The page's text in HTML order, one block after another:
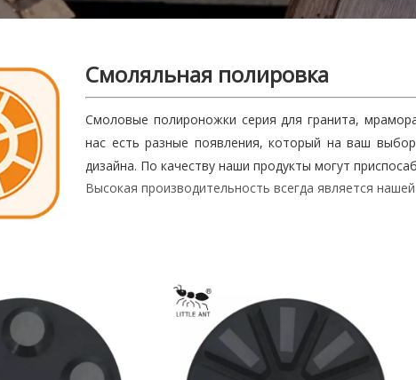
Смоляльная полировка
Смоловые полироножки серия для гранита,
нас есть разные появления, который на ваш
дизайна. По качеству наши продукты могут
Высокая производительность всегда является